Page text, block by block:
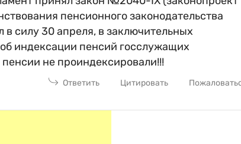
пенсионного законодательства
силу 30 апреля, в заключительных
индексации пенсий госслужащих
не проиндексировали!!!
Ответить Цитировать